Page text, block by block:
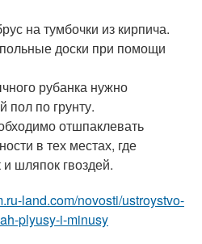
на тумбочки из кирпича.
доски при помощи
рубанка нужно
пол по грунту.
отшпаклевать
в тех местах, где
шляпок гвоздей.
land.com/novosti/ustroystvo-
plyusy-i-minusy